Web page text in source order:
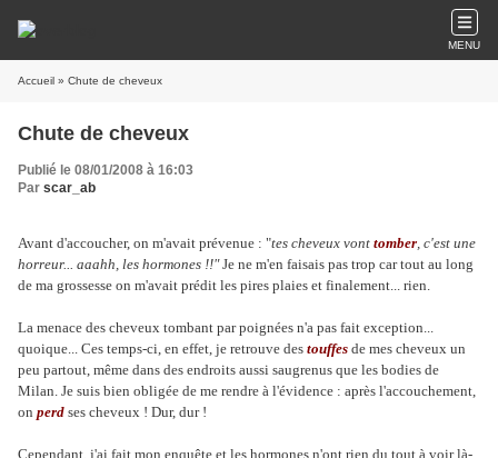
MENU
Accueil » Chute de cheveux
Chute de cheveux
Publié le 08/01/2008 à 16:03
Par scar_ab
Avant d'accoucher, on m'avait prévenue : "tes cheveux vont tomber, c'est une
horreur... aaahh, les hormones !!"Je ne m'en faisais pas trop car tout au long
de ma grossesse on m'avait prédit les pires plaies et finalement... rien.
La menace des cheveux tombant par poignées n'a pas fait exception...
quoique... Ces temps-ci, en effet, je retrouve des touffes de mes cheveux un
peu partout, même dans des endroits aussi saugrenus que les bodies de
Milan. Je suis bien obligée de me rendre à l'évidence : après l'accouchement,
on perd ses cheveux ! Dur, dur !
Cependant, j'ai fait mon enquête et les hormones n'ont rien du tout à voir là-